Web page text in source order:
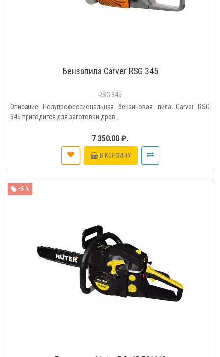
Бензопила Carver RSG 345
RSG 345
Описание Полупрофессиональная бензиновая пила Carver RSG
345 пригодится для заготовки дров ..
7 350.00 ₽.
В КОРЗИНУ
-5 %